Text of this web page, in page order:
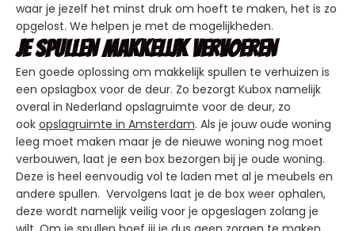
waar je jezelf het minst druk om hoeft te maken, het is zo
opgelost. We helpen je met de mogelijkheden.
Je spullen makkelijk vervoeren
Een goede oplossing om makkelijk spullen te verhuizen is
een opslagbox voor de deur. Zo bezorgt Kubox namelijk
overal in Nederland opslagruimte voor de deur, zo
ook opslagruimte in Amsterdam. Als je jouw oude woning
leeg moet maken maar je de nieuwe woning nog moet
verbouwen, laat je een box bezorgen bij je oude woning.
Deze is heel eenvoudig vol te laden met al je meubels en
andere spullen. Vervolgens laat je de box weer ophalen,
deze wordt namelijk veilig voor je opgeslagen zolang je